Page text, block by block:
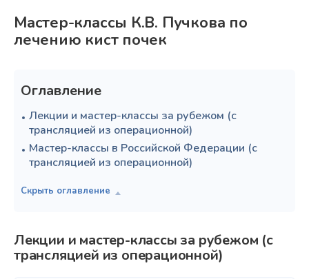
Мастер-классы К.В. Пучкова по
лечению кист почек
Оглавление
Лекции и мастер-классы за рубежом (с
трансляцией из операционной)
Мастер-классы в Российской Федерации (с
трансляцией из операционной)
Лекции и мастер-классы за рубежом (с
трансляцией из операционной)